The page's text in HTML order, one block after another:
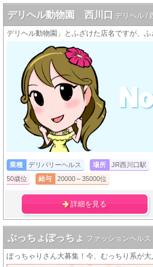
デリヘル動物園 西川口 デリヘル /
業種 デリバリーヘルス 場所 JR西川口駅
50歳位
給与 20000～35000位
詳細を見る
ぷっちょぽっちょ ファッションヘルス